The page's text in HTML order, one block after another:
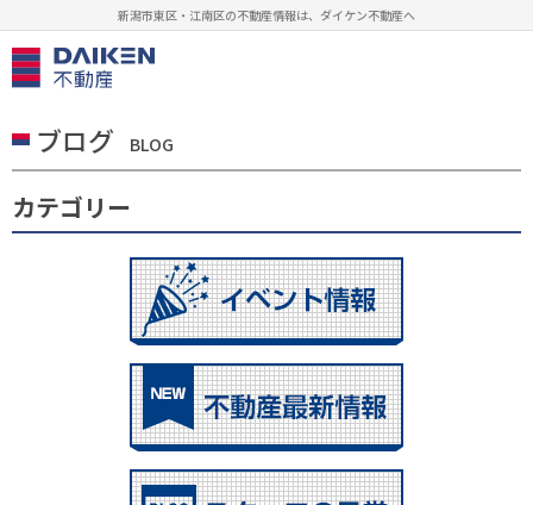
新潟市東区・江南区の不動産情報は、ダイケン不動産へ
ブログ BLOG
カテゴリー